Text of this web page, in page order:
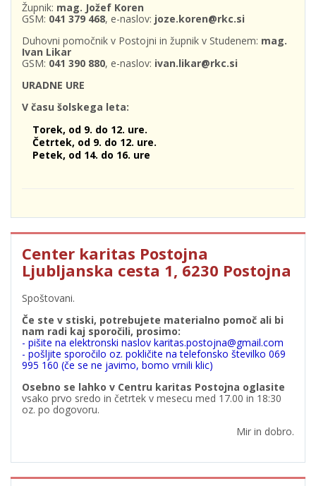
Župnik: mag. Jožef Koren
GSM: 041 379 468, e-naslov: joze.koren@rkc.si
Duhovni pomočnik v Postojni in župnik v Studenem: mag.
Ivan Likar
GSM: 041 390 880, e-naslov: ivan.likar@rkc.si
URADNE URE
V času šolskega leta:
Torek, od 9. do 12. ure.
Četrtek, od 9. do 12. ure.
Petek, od 14. do 16. ure
Center karitas Postojna
Ljubljanska cesta 1, 6230 Postojna
Spoštovani.
Če ste v stiski, potrebujete materialno pomoč ali bi
nam radi kaj sporočili, prosimo:
- pišite na elektronski naslov karitas.postojna@gmail.com
- pošljite sporočilo oz. pokličite na telefonsko številko 069
995 160 (če se ne javimo, bomo vrnili klic)
Osebno se lahko v Centru karitas Postojna oglasite
vsako prvo sredo in četrtek v mesecu med 17.00 in 18:30
oz. po dogovoru.
Mir in dobro.